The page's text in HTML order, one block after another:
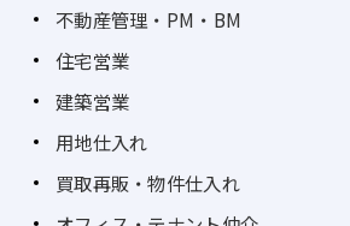
不動産管理・PM・BM
住宅営業
建築営業
用地仕入れ
買取再販・物件仕入れ